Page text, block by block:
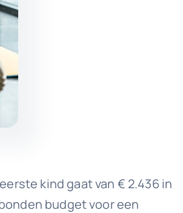
kind gaat van € 2.436 in
budget voor een